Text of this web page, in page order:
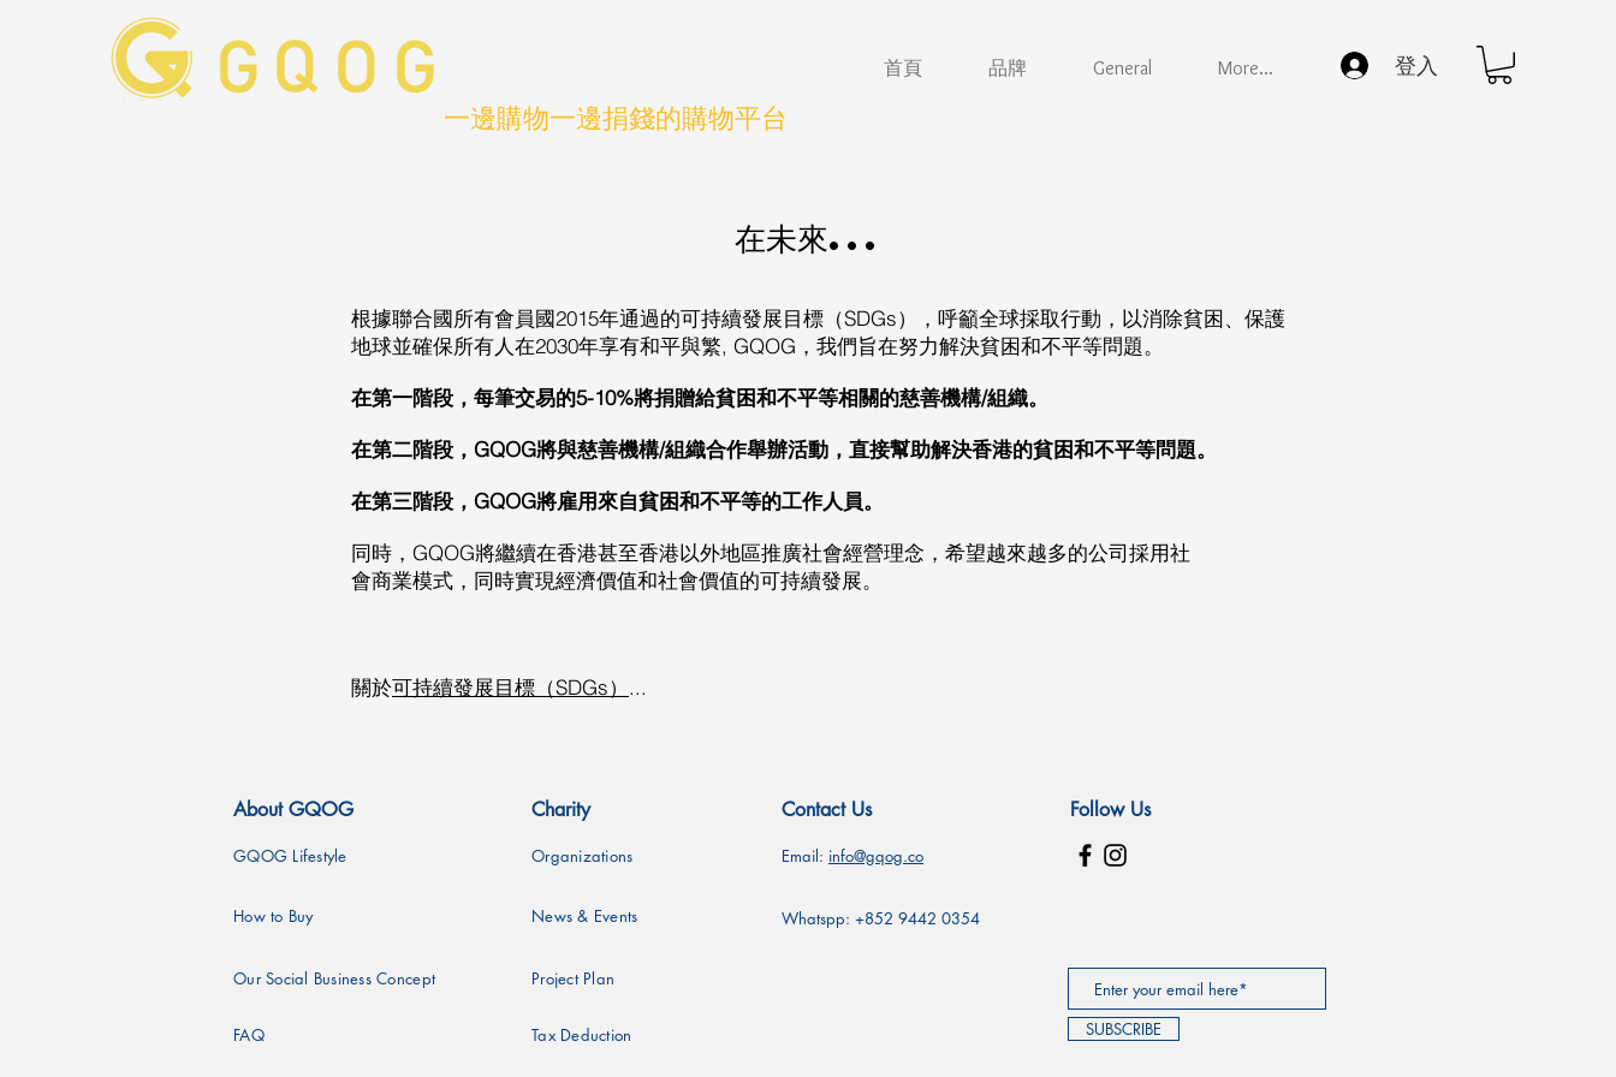
一邊購物一邊捐錢的購物平台
首頁 品牌 General More... 登入
在未來...
根據聯合國所有會員國2015年通過的可持續發展目標（SDGs），呼籲全球採取行動，以消除貧困、保護
地球並確保所有人在2030年享有和平與繁, GQOG，我們旨在努力解決貧困和不平等問題。
在第一階段，每筆交易的5-10%將捐贈給貧困和不平等相關的慈善機構/組織。
在第二階段，GQOG將與慈善機構/組織合作舉辦活動，直接幫助解決香港的貧困和不平等問題。
在第三階段，GQOG將雇用來自貧困和不平等的工作人員。
同時，GQOG將繼續在香港甚至香港以外地區推廣社會經營理念，希望越來越多的公司採用社
會商業模式，同時實現經濟價值和社會價值的可持續發展。
關於可持續發展目標（SDGs） ...
About GQOG
GQOG Lifestyle
How to Buy
Our Social Business Concept
FAQ
Charity
Organizations
News & Events
Project Plan
Tax Deduction
Contact Us
Email: info@gqog.co
Whatspp: +852 9442 0354
Follow Us
SUBSCRIBE